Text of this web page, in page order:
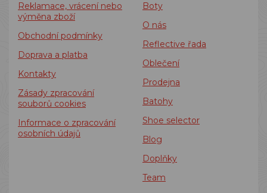
Reklamace, vrácení nebo
výměna zboží
Obchodní podmínky
Doprava a platba
Kontakty
Zásady zpracování
souborů cookies
Informace o zpracování
osobních údajů
Boty
O nás
Reflective řada
Oblečení
Prodejna
Batohy
Shoe selector
Blog
Doplňky
Team